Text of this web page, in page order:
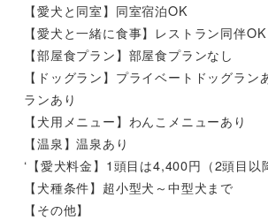
【愛犬と同室】同室宿泊OK
【愛犬と一緒に食事】レストラン同伴OK
【部屋食プラン】部屋食プランなし
【ドッグラン】プライベートドッグラン
ランあり
【犬用メニュー】わんこメニューあり
【温泉】温泉あり
‘【愛犬料金】1頭目は4,400円（2頭目以
【犬種条件】超小型犬～中型犬まで
【その他】